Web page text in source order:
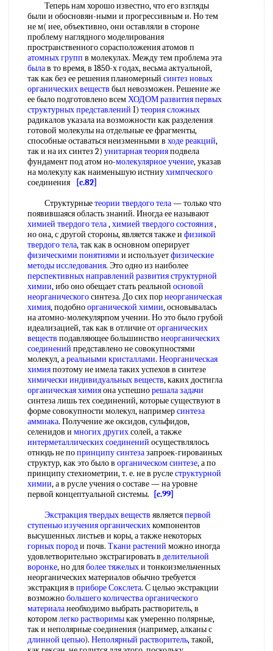
Теперь нам хорошо известно, что его взгляды
были и обосновян-ными и прогрессивным и. Но тем
не м( иее, объективно, они оставляли в стороне
проблему наглядного моделирования
пространственного сорасположения атомов п
атомных групп в молекулах. Между тем проблема эта
былав то время, в 1850-х годах, весьма актуальной,
так как без ее решения планомерный синтез новых
органических веществ был невозможен. Решение же
ее было подготовлено всемХОДОМ развитияпервых
структурных представлений I) теория сложных
радикалов указала иа возможности как разделения
готовой молекулы на отдельные ее фрагменты,
способные оставаться неизменными в ходе реакций,
так и на их синтез 2) унитарная теорияподвела
фундамент под атом но-молекулярное учение, указав
на молекулу как наименьшую истниухимпческого
соединения
[c.82]
Структурныетеории твердого тела— только что
появившаяся область знаний. Иногда ее называют
химией твердого тела,химией твердого состояния,
но она, с другой стороны, является также и физикой
твердого тела, так как в основном оперирует
физическими понятиями и используетфизические
методы исследования. Это одно из наиболее
перспективных направлений развитияструктурной
химии, ибо оно обещает стать реальной основой
неорганическогосинтеза. До сих порнеорганическая
химия, подобноорганической химии, основывалась
на атомно-молекулярпом учении. Но это было грубой
идеализацией, так как в отличие оторганических
веществ подавляющее большинствонеорганических
соединений представлено не совокупностями
молекул, ареальными кристаллами. Неорганическая
химияпоэтому не имела таких успехов в синтезе
химически индивидуальных веществ, каких достигла
органическая химияона успешнорешала задачи
синтеза лишь тех соединений, которые существуют в
форме совокупности молекул, напримерсинтеза
аммиака. Получение же оксидов, сульфидов,
селенидов и многих другихсолей, а также
интерметаллических соединений осуществлялось
отнюдь не попринципу синтезазапроек-гироваиных
структур, как это было в органическом синтезе, а по
принципу стехиометрии, т. е. не в руслеструктурной
химии, а в русле учения о составе — на уровне
первой концептуальной системы.
[c.99]
Экстракция твердых веществ являетсяпервой
ступеньюизучения органическихкомпонентов
высушенных листьев и коры, а также некоторых
горных породи почв. Ткани растений можно иногда
удовлетворительно экстрагировать в делительной
воронке, но дляболее тяжелыхи тонкоизмельченных
неорганических материалов обычно требуется
экстракция в приборе Сокслета. С целью экстракции
возможнобольшего количестваорганического
материаланеобходимо выбрать растворитель, в
которомлегко растворимыкак умеренно полярные,
так и неполярные соединения (например, алканы с
длинной цепью). Неполярный растворитель, такой,